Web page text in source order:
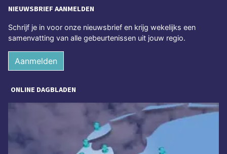
NIEUWSBRIEF AANMELDEN
Schrijf je in voor onze nieuwsbrief en krijg wekelijks een
samenvatting van alle gebeurtenissen uit jouw regio.
Aanmelden
ONLINE DAGBLADEN